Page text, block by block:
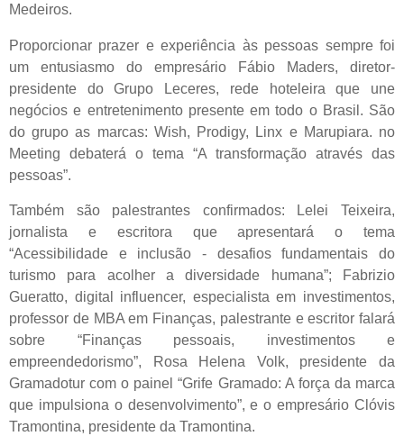
Medeiros.
Proporcionar prazer e experiência às pessoas sempre foi
um entusiasmo do empresário Fábio Maders, diretor-
presidente do Grupo Leceres, rede hoteleira que une
negócios e entretenimento presente em todo o Brasil. São
do grupo as marcas: Wish, Prodigy, Linx e Marupiara. no
Meeting debaterá o tema “A transformação através das
pessoas”.
Também são palestrantes confirmados: Lelei Teixeira,
jornalista e escritora que apresentará o tema
“Acessibilidade e inclusão - desafios fundamentais do
turismo para acolher a diversidade humana”; Fabrizio
Gueratto, digital influencer, especialista em investimentos,
professor de MBA em Finanças, palestrante e escritor falará
sobre “Finanças pessoais, investimentos e
empreendedorismo”, Rosa Helena Volk, presidente da
Gramadotur com o painel “Grife Gramado: A força da marca
que impulsiona o desenvolvimento”, e o empresário Clóvis
Tramontina, presidente da Tramontina.